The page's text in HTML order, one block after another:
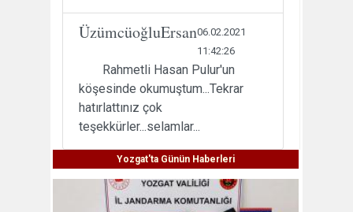
ÜzümcüoğluErsan06.02.2021
11:42:26
Rahmetli Hasan Pulur'un
köşesinde okumuştum...Tekrar
hatırlattınız çok
teşekkürler...selamlar...
Yozgat'ta Günün Haberleri